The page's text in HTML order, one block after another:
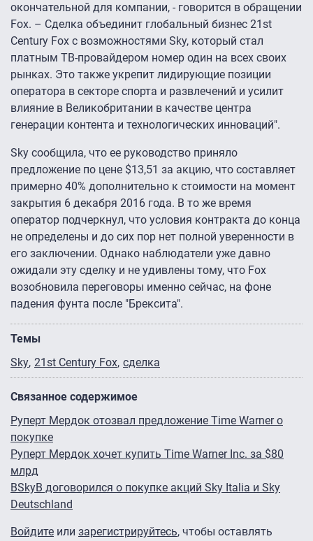
окончательной для компании, - говорится в обращении
Fox. – Сделка объединит глобальный бизнес 21st
Century Fox с возможностями Sky, который стал
платным ТВ-провайдером номер один на всех своих
рынках. Это также укрепит лидирующие позиции
оператора в секторе спорта и развлечений и усилит
влияние в Великобритании в качестве центра
генерации контента и технологических инноваций".
Sky сообщила, что ее руководство приняло
предложение по цене $13,51 за акцию, что составляет
примерно 40% дополнительно к стоимости на момент
закрытия 6 декабря 2016 года. В то же время
оператор подчеркнул, что условия контракта до конца
не определены и до сих пор нет полной уверенности в
его заключении. Однако наблюдатели уже давно
ожидали эту сделку и не удивлены тому, что Fox
возобновила переговоры именно сейчас, на фоне
падения фунта после "Брексита".
Темы
Sky 21st Century Fox сделка
Связанное содержимое
Руперт Мердок отозвал предложение Time Warner о
покупке
Руперт Мердок хочет купить Time Warner Inc. за $80
млрд
BSkyB договорился о покупке акций Sky Italia и Sky
Deutschland
Войдите или зарегистрируйтесь, чтобы оставлять